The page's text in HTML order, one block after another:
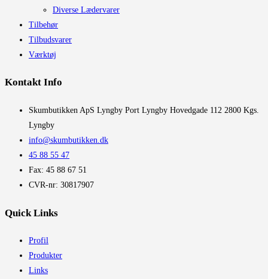
Diverse Lædervarer
Tilbehør
Tilbudsvarer
Værktøj
Kontakt Info
​Skumbutikken ApS Lyngby Port Lyngby Hovedgade 112 2800 Kgs.
Lyngby
info@skumbutikken.dk
45 88 55 47
Fax: 45 88 67 51
CVR-nr: 30817907
Quick Links
Profil
Produkter
Links